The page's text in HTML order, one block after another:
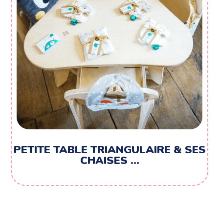
PETITE TABLE TRIANGULAIRE & SES
CHAISES …